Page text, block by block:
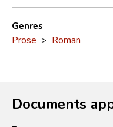
Genres
Prose > Roman
Documents